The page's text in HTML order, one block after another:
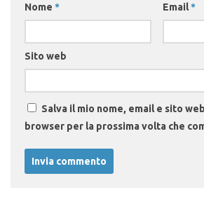
Nome * Email*
Sito web
Salva il mio nome, email e sito
browser per la prossima volta che